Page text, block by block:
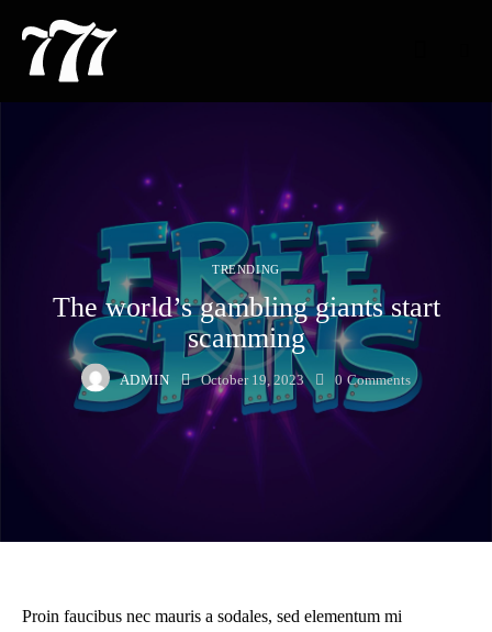
TRENDING
The world’s gambling giants start
scamming
ADMIN October 19, 2023 0 Comments
Proin faucibus nec mauris a sodales, sed elementum mi